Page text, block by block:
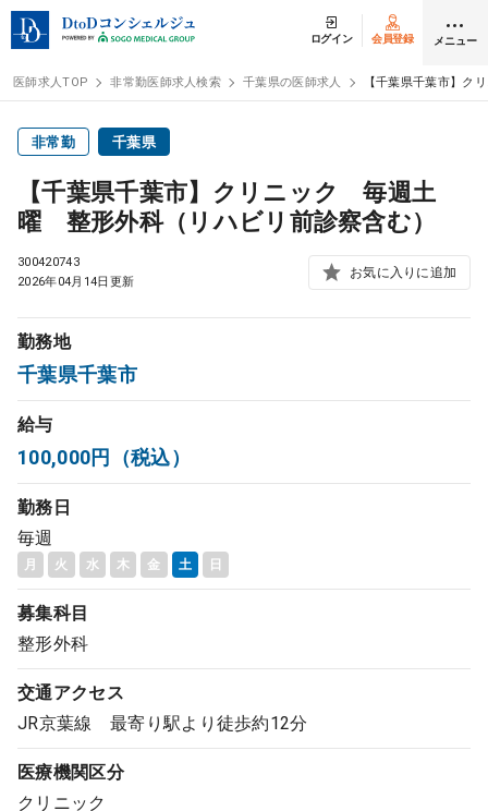
ログイン 会員登録 メニュー
医師求人
常勤検索 転職
非常勤検索
スポット検索
DtoDの転職・アルバイト支援
コンサルタント
成功事例
転職ノウハウ
受付時間 9:00 ～ 18:00（平日）
0120-337-613
医師求人TOP 非常勤医師求人検索 千葉県の医師求人 【千葉県千葉市】
非常勤 千葉県
【千葉県千葉市】クリニック 毎週土
曜 整形外科（リハビリ前診察含む）
300420743
2026年04月14日更新
お気に入りに追加
勤務地
千葉県千葉市
給与
100,000円（税込）
勤務日
毎週
月 火 水 木 金 土 日
募集科目
整形外科
交通アクセス
JR京葉線 最寄り駅より徒歩約12分
医療機関区分
クリニック